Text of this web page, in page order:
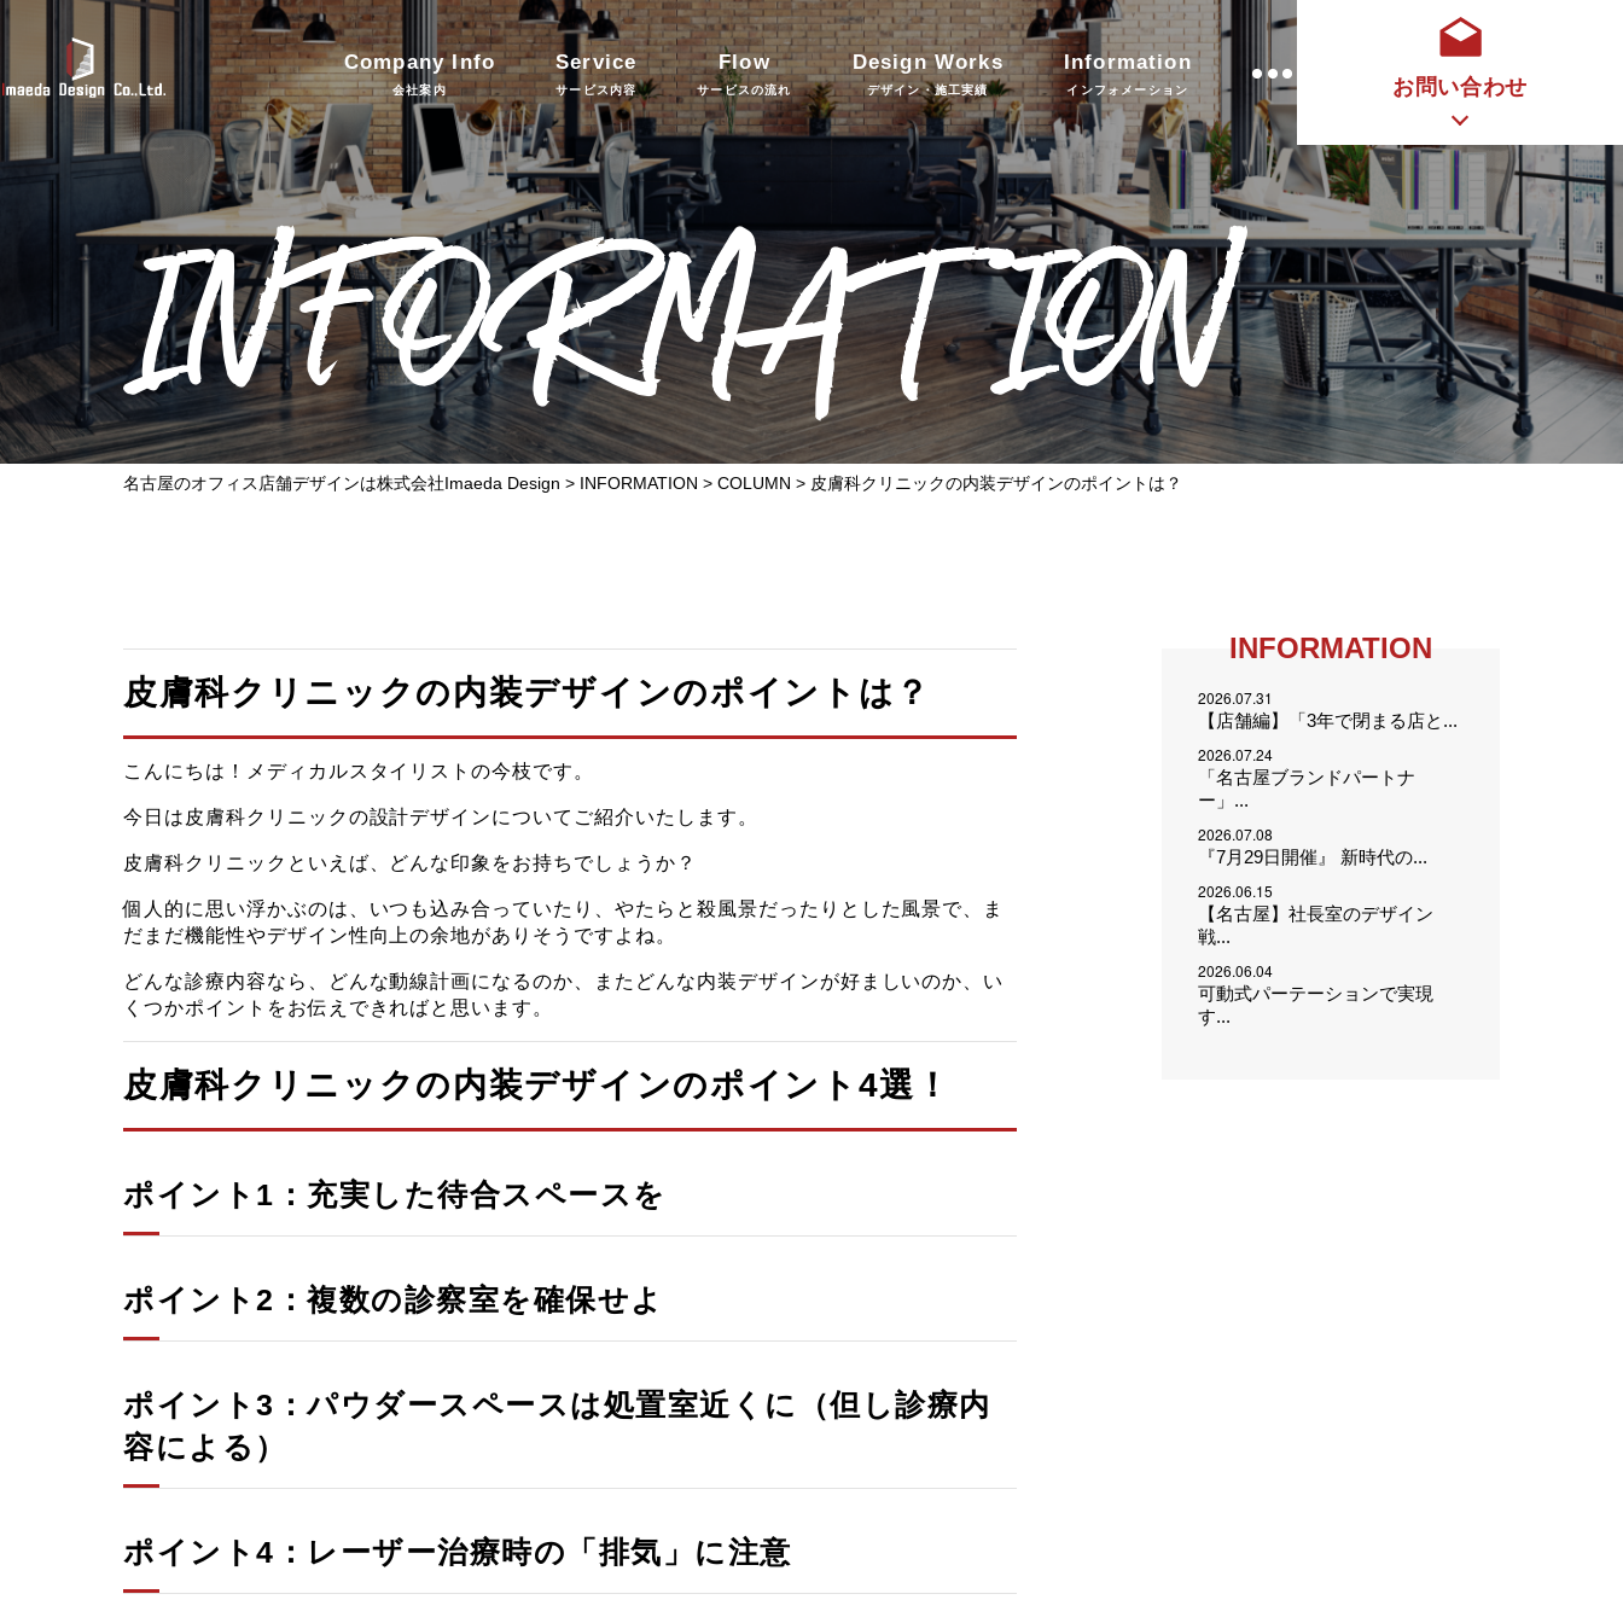
お問い合わせ
Company Info
会社案内
Service
サービス内容
Flow
サービスの流れ
Design Works
デザイン・施工実績
Information
インフォメーション
INFORMATION
名古屋のオフィス店舗デザインは株式会社Imaeda Design > INFORMATION > COLUMN > 皮膚科クリニックの内装デザインのポイントは？
皮膚科クリニックの内装デザインのポイントは？
こんにちは！メディカルスタイリストの今枝です。
今日は皮膚科クリニックの設計デザインについてご紹介いたします。
皮膚科クリニックといえば、どんな印象をお持ちでしょうか？
個人的に思い浮かぶのは、いつも込み合っていたり、やたらと殺風景だったりとした風景で、ま
だまだ機能性やデザイン性向上の余地がありそうですよね。
どんな診療内容なら、どんな動線計画になるのか、またどんな内装デザインが好ましいのか、い
くつかポイントをお伝えできればと思います。
皮膚科クリニックの内装デザインのポイント4選！
ポイント1：充実した待合スペースを
ポイント2：複数の診察室を確保せよ
ポイント3：パウダースペースは処置室近くに（但し診療内
容による）
ポイント4：レーザー治療時の「排気」に注意
INFORMATION
2026.07.31
【店舗編】「3年で閉まる店と...
2026.07.24
「名古屋ブランドパートナ
ー」...
2026.07.08
『7月29日開催』 新時代の...
2026.06.15
【名古屋】社長室のデザイン
戦...
2026.06.04
可動式パーテーションで実現
す...